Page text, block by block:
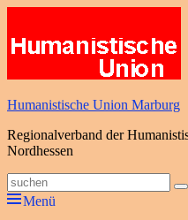
springen
Humanistische Union Marburg
Regionalverband der
Nordhessen
Suche
nach:Menü